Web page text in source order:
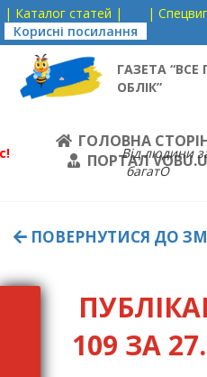
| Каталог статей |
|
Корисні посилання
ГАЗЕТА
ОБЛІК”
ГОЛОВНА
ПОРТАЛВід людини
багатО
ПОВЕРНУТИСЯ ДО
109 ЗА